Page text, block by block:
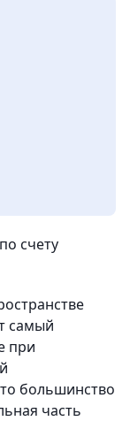
счету
самый
при
большинство
часть